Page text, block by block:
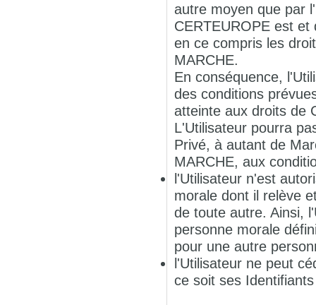
autre moyen que par
CERTEUROPE est
en ce compris les
MARCHE.
En conséquence,
des conditions
atteinte aux droits de
L'Utilisateur pourra
Privé, à autant de
MARCHE, aux
l'Utilisateur n'est
morale dont il relève
de toute autre. Ainsi,
personne morale
pour une autre
l'Utilisateur ne peut
ce soit ses